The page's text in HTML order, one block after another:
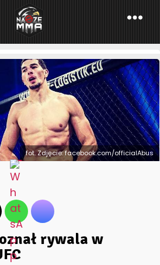
NaszeMMA
»Świat»UFC»Magomedov poznał
fot. Zdjęcie: facebook.com/officialAbus
rywala w